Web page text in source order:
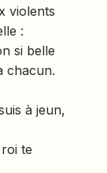
violents
:
si belle
chacun.
à jeun,
te